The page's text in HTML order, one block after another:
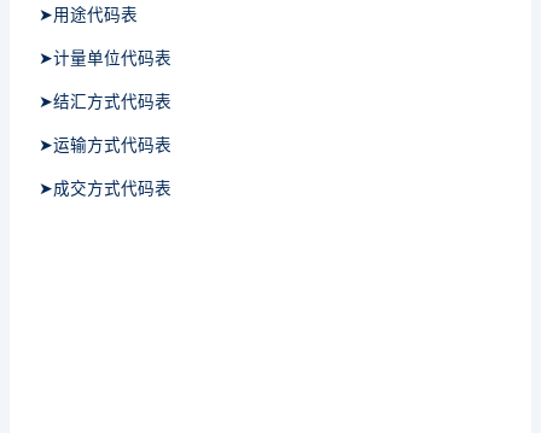
➤用途代码表
➤计量单位代码表
➤结汇方式代码表
➤运输方式代码表
➤成交方式代码表